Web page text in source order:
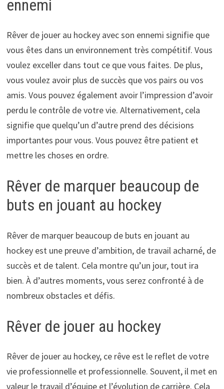
ennemi
Rêver de jouer au hockey avec son ennemi signifie que
vous êtes dans un environnement très compétitif. Vous
voulez exceller dans tout ce que vous faites. De plus,
vous voulez avoir plus de succès que vos pairs ou vos
amis. Vous pouvez également avoir l’impression d’avoir
perdu le contrôle de votre vie. Alternativement, cela
signifie que quelqu’un d’autre prend des décisions
importantes pour vous. Vous pouvez être patient et
mettre les choses en ordre.
Rêver de marquer beaucoup de
buts en jouant au hockey
Rêver de marquer beaucoup de buts en jouant au
hockey est une preuve d’ambition, de travail acharné, de
succès et de talent. Cela montre qu’un jour, tout ira
bien. À d’autres moments, vous serez confronté à de
nombreux obstacles et défis.
Rêver de jouer au hockey
Rêver de jouer au hockey, ce rêve est le reflet de votre
vie professionnelle et professionnelle. Souvent, il met en
valeur le travail d’équipe et l’évolution de carrière. Cela